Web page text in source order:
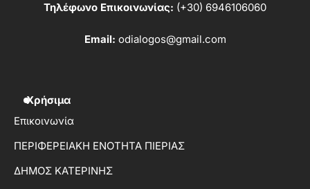
Τηλέφωνο Επικοινωνίας: (+30) 6946106060
Email: odialogos@gmail.com
Χρήσιμα
Επικοινωνία
ΠΕΡΙΦΕΡΕΙΑΚΗ ΕΝΟΤΗΤΑ ΠΙΕΡΙΑΣ
ΔΗΜΟΣ ΚΑΤΕΡΙΝΗΣ